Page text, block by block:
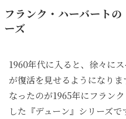
フランク・ハーバートの
ーズ
1960年代に入ると、徐々に
が復活を見せるようになり
なったのが1965年にフラン
した『デューン』シリーズで